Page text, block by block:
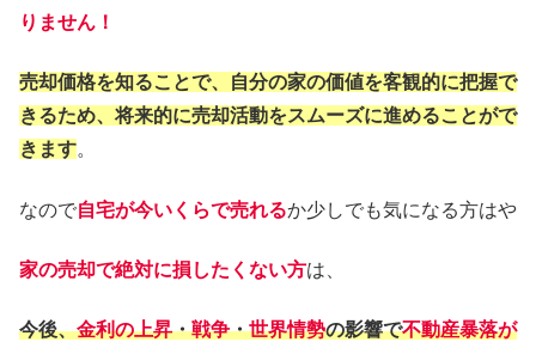
りません！
売却価格を知ることで、自分の家の価値を客観的に把握で
きるため、将来的に売却活動をスムーズに進めることがで
きます。
なので自宅が今いくらで売れるか少しでも気になる方はや
家の売却で絶対に損したくない方は、
今後、金利の上昇・戦争・世界情勢の影響で不動産暴落が